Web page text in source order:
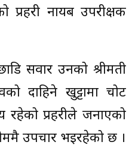
प्रहरी नायब उपरीक्षक
सवार उनको श्रीमती
दाहिने खुट्टामा चोट
रहेको प्रहरीले जनाएको
उपचार भइरहेको छ ।